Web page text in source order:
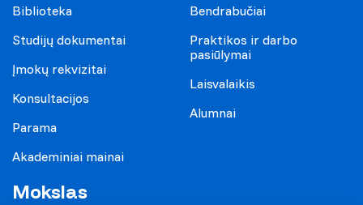
Biblioteka
Studijų dokumentai
Įmokų rekvizitai
Konsultacijos
Parama
Akademiniai mainai
Bendrabučiai
Praktikos ir darbo
pasiūlymai
Laisvalaikis
Alumnai
Mokslas